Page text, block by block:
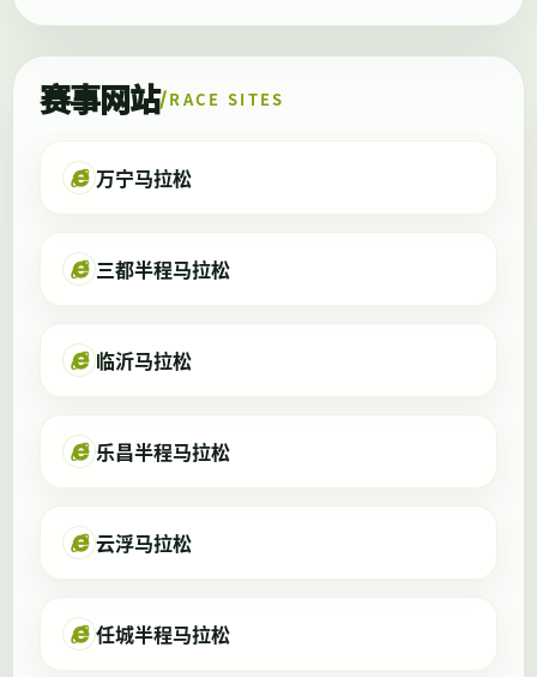
赛事网站 RACE SITES
万宁马拉松
三都半程马拉松
临沂马拉松
乐昌半程马拉松
云浮马拉松
任城半程马拉松